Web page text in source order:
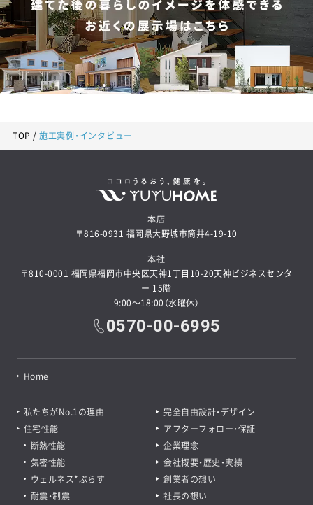
TOP 施工実例・インタビュー
本店
〒816-0931 福岡県大野城市筒井4-19-10
本社
〒810-0001 福岡県福岡市中央区天神1丁目10-20天神ビジネスセンタ
ー 15階
9:00～18:00（水曜休）
0570-00-6995
Home
私たちがNo.1の理由
完全自由設計・デザイン
住宅性能
断熱性能
気密性能
ウェルネス*ぷらす
耐震・制震
アフターフォロー・保証
企業理念
会社概要・歴史・実績
創業者の想い
社長の想い